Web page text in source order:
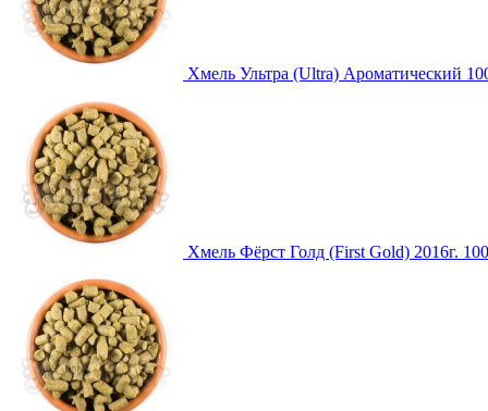
Хмель Ультра (Ultra) Ароматический
Хмель Фёрст Голд (First Gold) 2016г.